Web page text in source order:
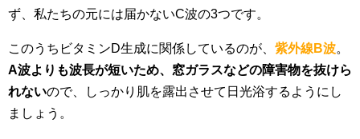
ず、私たちの元には届かないC波の3つです。
このうちビタミンD生成に関係しているのが、 紫外線B波。
A波よりも波長が短いため、窓ガラスなどの障害物を抜けら
れないので、しっかり肌を露出させて日光浴するようにし
ましょう。